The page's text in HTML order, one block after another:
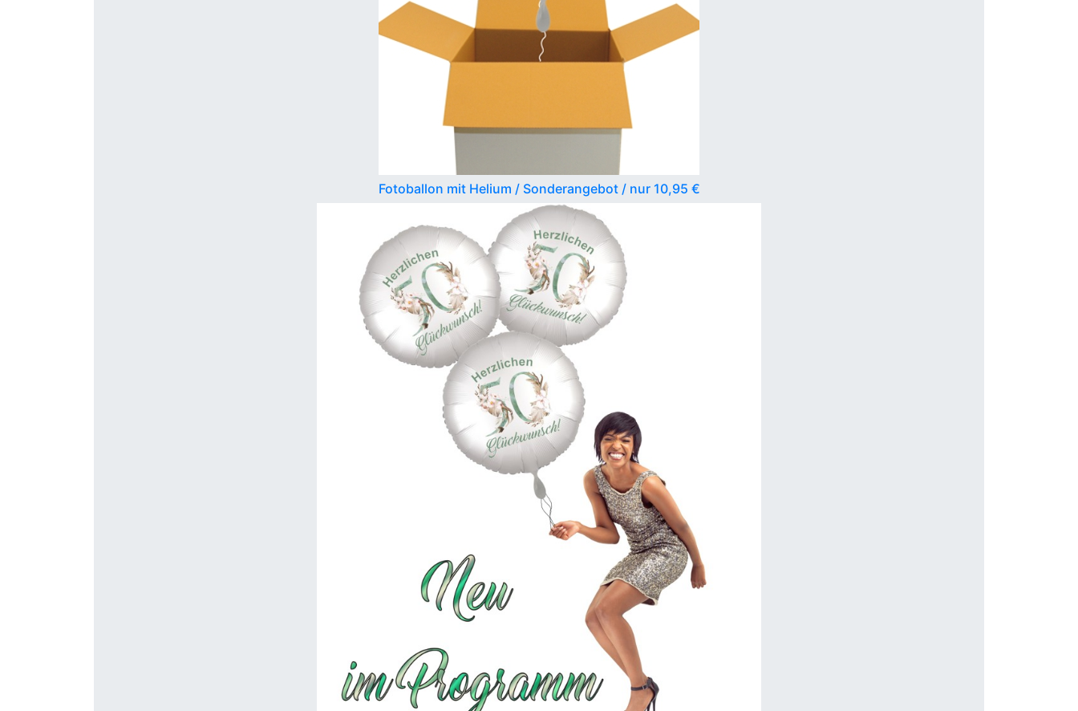
Fotoballon mit Helium / Sonderangebot / nur 10,95 €